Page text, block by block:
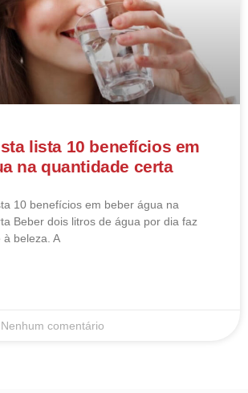
lista 10 benefícios em
na quantidade certa
10 benefícios em beber água na
Beber dois litros de água por dia faz
à beleza. A
Nenhum comentário